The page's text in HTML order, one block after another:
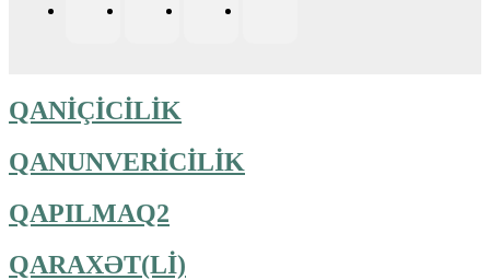
QANİÇİCİLİK
QANUNVERİCİLİK
QAPILMAQ2
QARAXƏT(Lİ)